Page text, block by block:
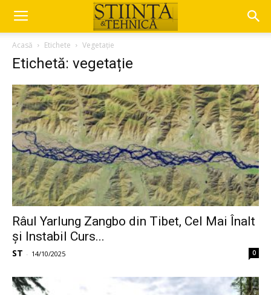
Acasă Etichete Vegetație
Etichetă: vegetație
Râul Yarlung Zangbo din Tibet, Cel Mai Înalt
și Instabil Curs...
ST - 14/10/2025 0